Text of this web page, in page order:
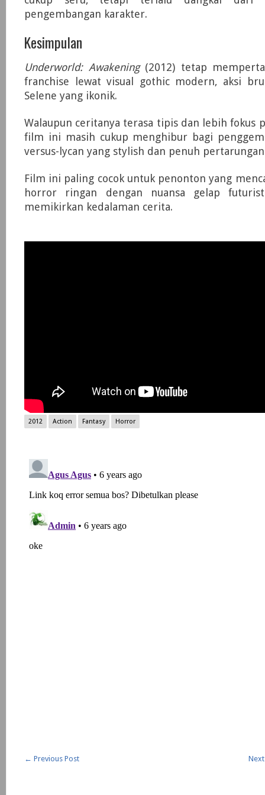
pengembangan karakter.
Kesimpulan
Underworld: Awakening(2012) tetap
franchise lewat visual gothic modern, aksi
Selene yang ikonik.
Walaupun ceritanya terasa tipis dan lebih fokus
film ini masih cukup menghibur bagi
versus-lycan yang stylish dan penuh
Film ini paling cocok untuk penonton yang
horror ringan dengan nuansa gelap
memikirkan kedalaman cerita.
2012 Action Fantasy Horror
← Previous Post